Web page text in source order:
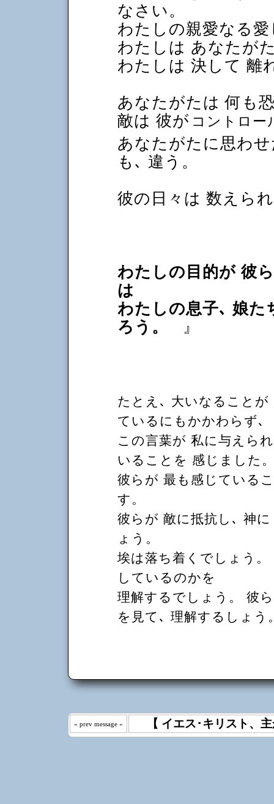
なさい。
わたしの親愛なる
わたしは あなたが
わたしは 決して 離
あなたがたは 何も
敵は 彼が コントロー
あなたがたに思わ
も､ 違う。
彼の日々は 数えら
わたしの目的が 彼
は
わたしの息子､ 娘た
ろう。
』
たとえ､ 大いなること
ているにもかかわらず､
この言葉が 私に与えら
いることを 感じました
彼らが 最も感じている
す。
彼らが 敵に抵抗し､ 神
ょう。
埃は落ち着くでしょう
しているのかを
理解するでしょう。 彼
を見て､ 理解するしょう
« prev message « 【 イエス･キリスト、